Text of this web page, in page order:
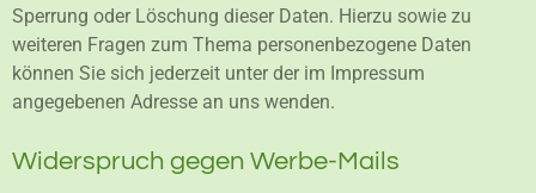
Sperrung oder Löschung dieser Daten. Hierzu sowie zu
weiteren Fragen zum Thema personenbezogene Daten
können Sie sich jederzeit unter der im Impressum
angegebenen Adresse an uns wenden.
Widerspruch gegen Werbe-Mails